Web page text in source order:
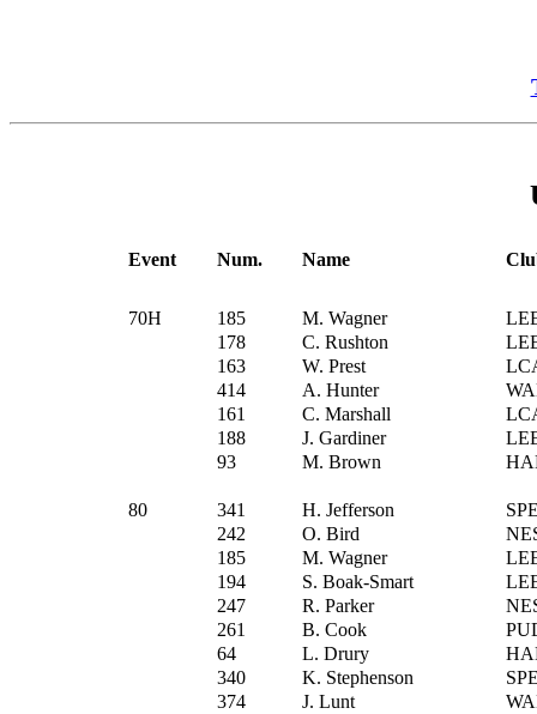
Event Num. Name
70H 185 M. Wagner
178
C. Rushton
163
W. Prest
414
A. Hunter
161
C. Marshall
188
J. Gardiner
93
M. Brown
80 341 H. Jefferson
242
O. Bird
185
M. Wagner
194
S. Boak-Smart
247
R. Parker
261
B. Cook
64
L. Drury
340
K. Stephenson
374
J. Lunt